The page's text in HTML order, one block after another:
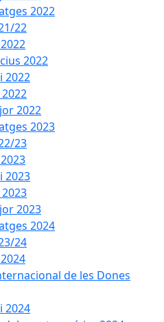
2022
22
2022
2022
2022
2023
23
2023
2023
2024
24
de les Dones
2024